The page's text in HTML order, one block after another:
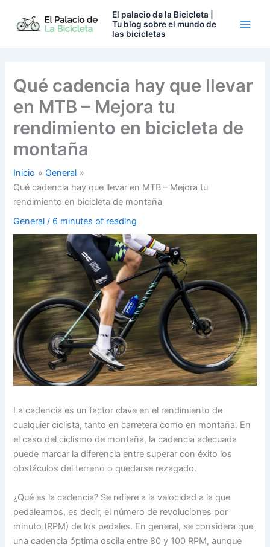
El palacio de la Bicicleta |
Tu blog sobre el mundo de
las bicicletas
Qué cadencia hay que llevar
en MTB – Mejora tu
rendimiento en bicicleta de
montaña
Inicio
General
Qué cadencia hay que llevar en MTB – Mejora tu
rendimiento en bicicleta de montaña
General / 6 minutes of reading
La cadencia es un factor clave en el rendimiento de
cualquier ciclista, tanto en carretera como en montaña. En
el caso del ciclismo de montaña, la cadencia adecuada
puede marcar la diferencia entre superar con éxito los
obstáculos del terreno o quedarse rezagado.
¿Qué es la cadencia? Se refiere a la velocidad a la que
pedaleamos, es decir, el número de revoluciones por
minuto (RPM) de los pedales. En general, se considera que
una cadencia óptima oscila entre 80 y 100 RPM, aunque